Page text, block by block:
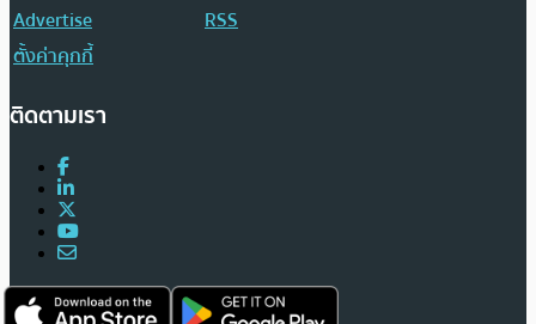
Advertise
RSS
ตั้งค่าคุกกี้
ติดตามเรา